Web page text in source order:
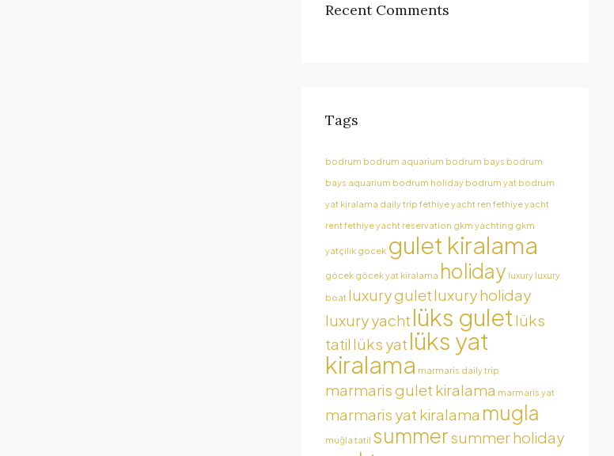
Recent Comments
Tags
bodrum bodrum aquarium bodrum bays bodrum
bays aquarium bodrum holiday bodrum yat bodrum
yat kiralama daily trip fethiye yacht ren fethiye yacht
rent fethiye yacht reservation gkm yachting gkm
yatçılık gocek gulet kiralama
göcek göcek yat kiralama holiday luxury luxury
boat luxury guletluxury holiday
luxury yacht lüks guletlüks
tatil lüks yat lüks yat
kiralama marmaris daily trip
marmaris gulet kiralama marmaris yat
marmaris yat kiralama mugla
muğla tatil summersummer holiday